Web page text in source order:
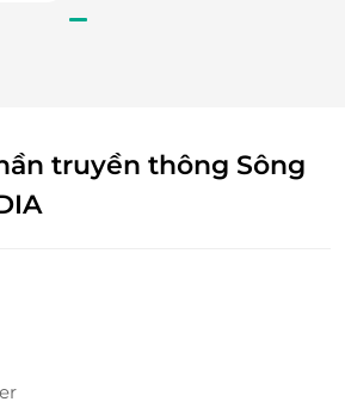
trình phun môi Perfect
nhẹ nhàng - hiệu quả
truyền thông Sông